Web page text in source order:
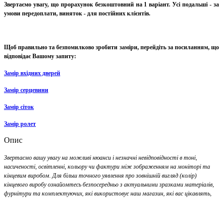
Звертаємо увагу, що прорахунок безкоштовний на 1 варіант. Усі подальші - за
умови передоплати, виняток - для постійних клієнтів.
Щоб правильно та безпомилково зробити заміри, перейдіть за посиланням, що
відповідає Вашому запиту:
Замір вхідних дверей
Замір серцевини
Замір сіток
Замір ролет
Опис
Звертаємо вашу увагуна можливі нюанси і незначні невідповідності в тоні,
насиченості, освітленні, кольору чи фактури між зображенням на моніторі та
кінцевим виробом. Для більш точного уявлення про зовнішній вигляд (колір)
кінцевого виробу ознайомтесь безпосередньо з актуальними зразками матеріалів,
фурнітури та комплектуючих, які використовує наш магазин, які вас цікавлять,